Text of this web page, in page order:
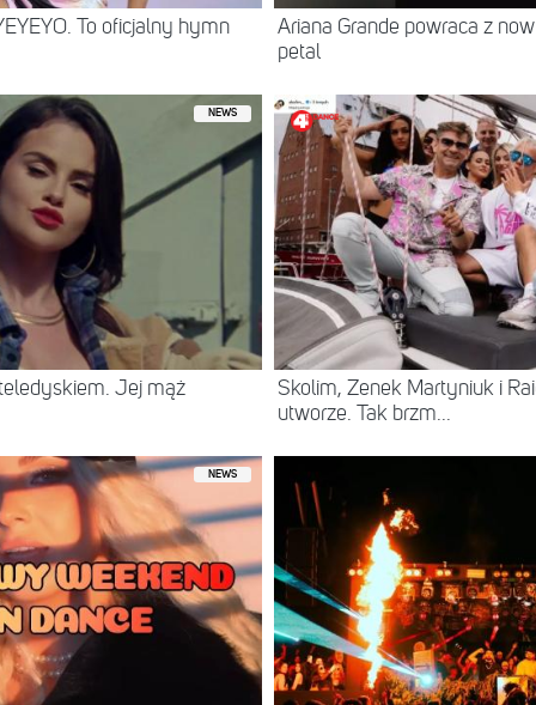
To oficjalny hymn
Ariana Grande powraca z
petal
NEWS
Jej mąż
Skolim, Zenek Martyniuk i
utworze. Tak brzm...
NEWS